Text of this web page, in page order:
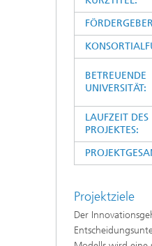
BETREUENDE
UNIVERSITÄT:
LAUFZEIT DES
PROJEKTES:
Projektziele
Der